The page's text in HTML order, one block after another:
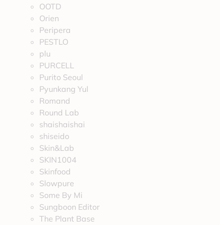
OOTD
Orien
Peripera
PESTLO
plu
PURCELL
Purito Seoul
Pyunkang Yul
Romand
Round Lab
shaishaishai
shiseido
Skin&Lab
SKIN1004
Skinfood
Slowpure
Some By Mi
Sungboon Editor
The Plant Base